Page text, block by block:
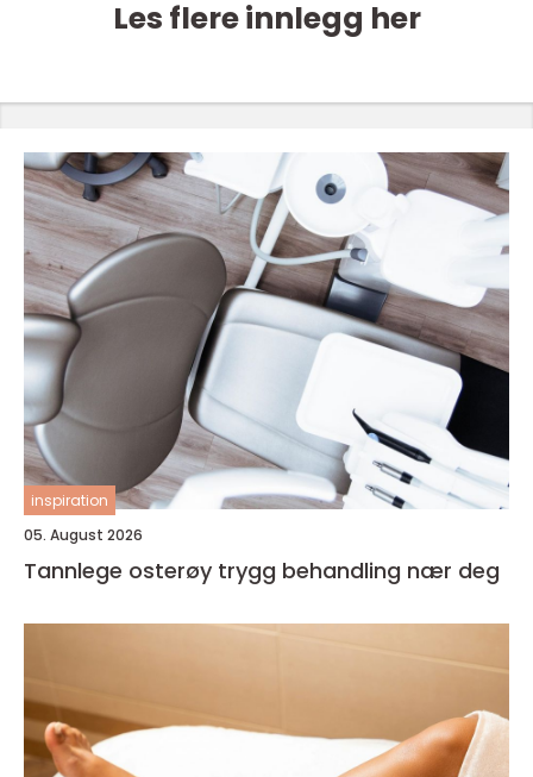
Les flere innlegg her
inspiration
05. August 2026
Tannlege osterøy trygg behandling nær deg